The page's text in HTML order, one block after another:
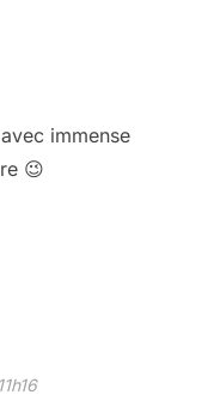
immense
😉